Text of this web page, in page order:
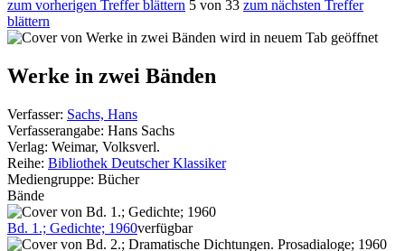
zum vorherigen Treffer blättern 5 von 33 zum nächsten Treffer
blättern
wird in neuem Tab geöffnet
Werke in zwei Bänden
Verfasser: Sachs, Hans
Verfasserangabe: Hans Sachs
Verlag: Weimar, Volksverl.
Reihe: Bibliothek Deutscher Klassiker
Mediengruppe: Bücher
Bände
Bd. 1.; Gedichte; 1960verfügbar